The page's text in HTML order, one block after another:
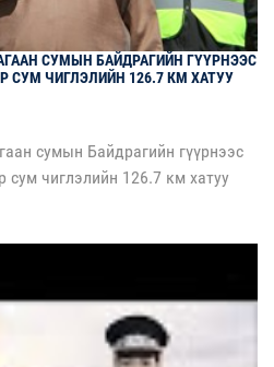
СУМЫН БАЙДРАГИЙН ГҮҮРНЭЭС
СУМ ЧИГЛЭЛИЙН 126.7 КМ ХАТУУ
сумын Байдрагийн гүүрнээс
сум чиглэлийн 126.7 км хатуу